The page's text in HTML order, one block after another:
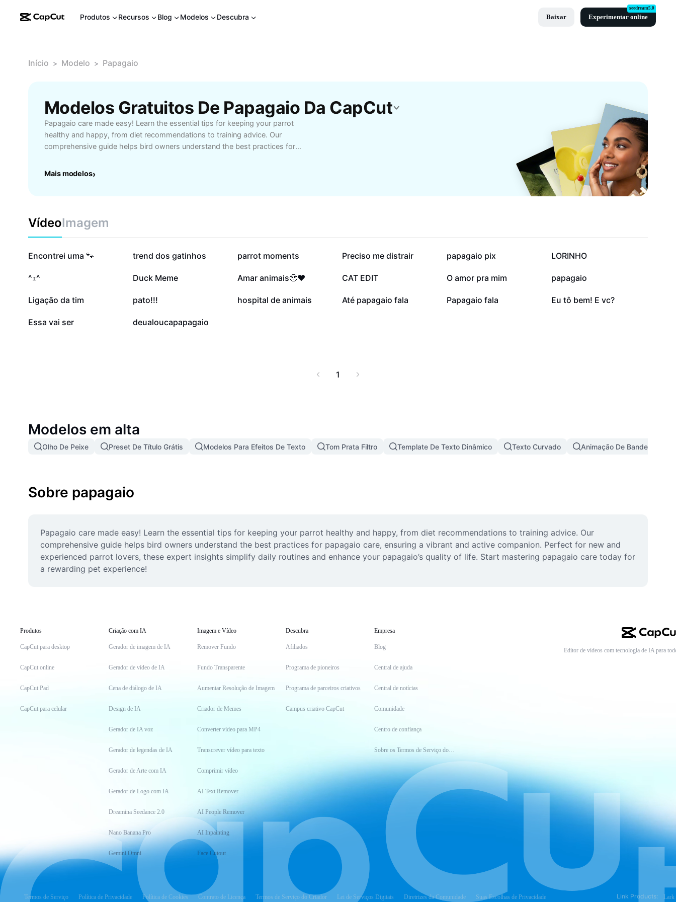
Produtos Recursos Blog Modelos Descubra Baixar Experimentar online
seedream5.0
Início > Modelo > Papagaio
Modelos Gratuitos De Papagaio Da CapCut
Papagaio care made easy! Learn the essential tips for keeping your parrot
healthy and happy, from diet recommendations to training advice. Our
comprehensive guide helps bird owners understand the best practices for
experienced parrot lovers, these expert insights simplify daily routines and
Mais modelos›
VídeoImagem
132,9 mil
Encontrei uma 🐾 19,8 mil
trend dos gatinhos 14,4 mil
parrot moments 14,2 mil
Preciso me distrair 7 mil
papagaio pix 5,8 mil
LORINHO
5,5 mil
⁠^⁠ｪ⁠^ 4,3 mil
Duck Meme 2,8 mil
Amar animais🥹❤️ 2,4 mil
CAT EDIT 1,4 mil
O amor pra mim 966
papagaio
837
Ligação da tim 490
pato!!! 292
hospital de animais 64
Até papagaio fala 34
Papagaio fala 2
Eu tô bem! E vc?
2
Essa vai ser 0
deualoucapapagaio
1
Modelos em alta
Olho De Peixe Preset De Título Grátis Modelos Para Efeitos De Texto Tom Prata Filtro Template De Texto Dinâmico Texto Curvado Animação De Bandeira
Sobre papagaio
Papagaio care made easy! Learn the essential tips for keeping your parrot healthy and happy, from diet recommendations to training advice. Our
comprehensive guide helps bird owners understand the best practices for papagaio care, ensuring a vibrant and active companion. Perfect for new and
experienced parrot lovers, these expert insights simplify daily routines and enhance your papagaio’s quality of life. Start mastering papagaio care today for
a rewarding pet experience!
Produtos
CapCut para desktop
CapCut online
CapCut Pad
CapCut para celular
Criação com IA
Gerador de imagem de IA
Gerador de vídeo de IA
Cena de diálogo de IA
Design de IA
Gerador de IA voz
Gerador de legendas de IA
Gerador de Arte com IA
Gerador de Logo com IA
Dreamina Seedance 2.0
Nano Banana Pro
Gemini Omni
Imagem e Vídeo
Remover Fundo
Fundo Transparente
Aumentar Resolução de Imagem
Criador de Memes
Converter vídeo para MP4
Transcrever vídeo para texto
Comprimir vídeo
AI Text Remover
AI People Remover
AI Inpainting
Face Cutout
Descubra
Afiliados
Programa de pioneiros
Programa de parceiros criativos
Campus criativo CapCut
Empresa
Blog
Central de ajuda
Central de notícias
Comunidade
Centro de confiança
Sobre os Termos de Serviço do CapCut
Editor de vídeos com tecnologia de IA para
Termos de Serviço Política de Privacidade Política de Cookies Contrato de Licença Termos de Serviço do Criador Lei de Serviços Digitais Diretrizes da Comunidade Suas Escolhas de Privacidade Link Products: Lark